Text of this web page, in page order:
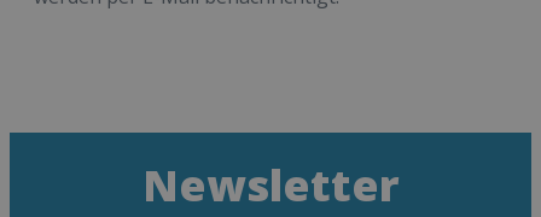
Newsletter